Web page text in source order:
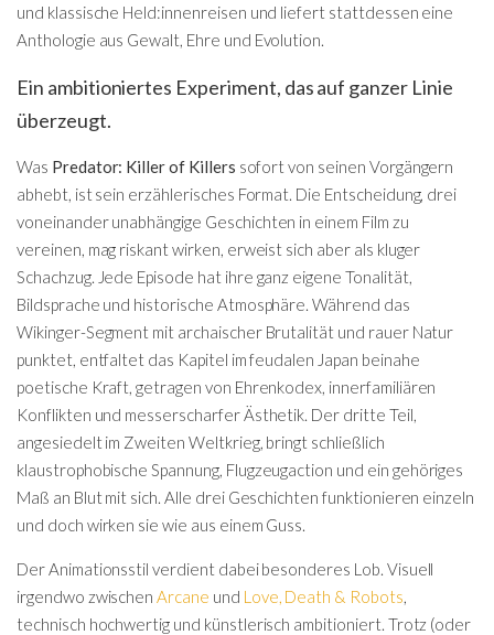
und klassische Held:innenreisen und liefert stattdessen eine
Anthologie aus Gewalt, Ehre und Evolution.
Ein ambitioniertes Experiment, das auf ganzer Linie
überzeugt.
Was Predator: Killer of Killers sofort von seinen Vorgängern
abhebt, ist sein erzählerisches Format. Die Entscheidung, drei
voneinander unabhängige Geschichten in einem Film zu
vereinen, mag riskant wirken, erweist sich aber als kluger
Schachzug. Jede Episode hat ihre ganz eigene Tonalität,
Bildsprache und historische Atmosphäre. Während das
Wikinger-Segment mit archaischer Brutalität und rauer Natur
punktet, entfaltet das Kapitel im feudalen Japan beinahe
poetische Kraft, getragen von Ehrenkodex, innerfamiliären
Konflikten und messerscharfer Ästhetik. Der dritte Teil,
angesiedelt im Zweiten Weltkrieg, bringt schließlich
klaustrophobische Spannung, Flugzeugaction und ein gehöriges
Maß an Blut mit sich. Alle drei Geschichten funktionieren einzeln
und doch wirken sie wie aus einem Guss.
Der Animationsstil verdient dabei besonderes Lob. Visuell
irgendwo zwischen Arcane und Love, Death & Robots
technisch hochwertig und künstlerisch ambitioniert. Trotz (oder